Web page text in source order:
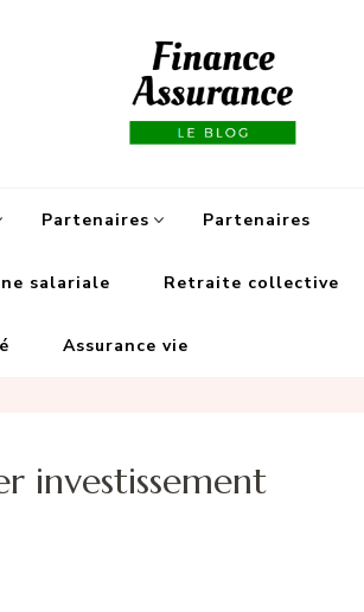
Partenaires Partenaires
salariale Retraite collective
Assurance vie
investissement